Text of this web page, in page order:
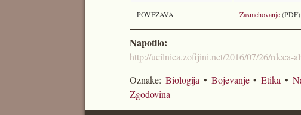
POVEZAVA Zasmehovanje(PDF)
Napotilo:
http://ucilnica.zofijini.net/2016/07/26/rdeca-
Oznake: Biologija • Bojevanje•Etika •
Zgodovina